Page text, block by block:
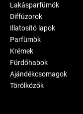
Lakásparfümök
Diffúzorok
Illatosító lapok
Parfümök
Krémek
Fürdőhabok
Ajándékcsomagok
Törölközők